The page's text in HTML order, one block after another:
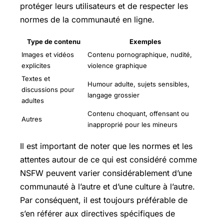
protéger leurs utilisateurs et de respecter les
normes de la communauté en ligne.
Type de contenu
Exemples
Images et vidéos
explicites
Contenu pornographique, nudité,
violence graphique
Textes et
discussions pour
adultes
Humour adulte, sujets sensibles,
langage grossier
Autres
Contenu choquant, offensant ou
inapproprié pour les mineurs
Il est important de noter que les normes et les
attentes autour de ce qui est considéré comme
NSFW peuvent varier considérablement d’une
communauté à l’autre et d’une culture à l’autre.
Par conséquent, il est toujours préférable de
s’en référer aux directives spécifiques de